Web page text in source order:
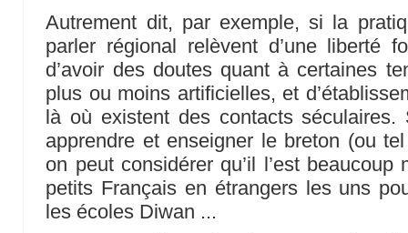
Autrement dit, par exemple, si la
parler régional relèvent d’une liberté
d’avoir des doutes quant à certaines
plus ou moins artificielles, et
là où existent des contacts séculaires.
apprendre et enseigner le breton (ou
on peut considérer qu’il l’est
petits Français en étrangers les uns
les écoles Diwan ...